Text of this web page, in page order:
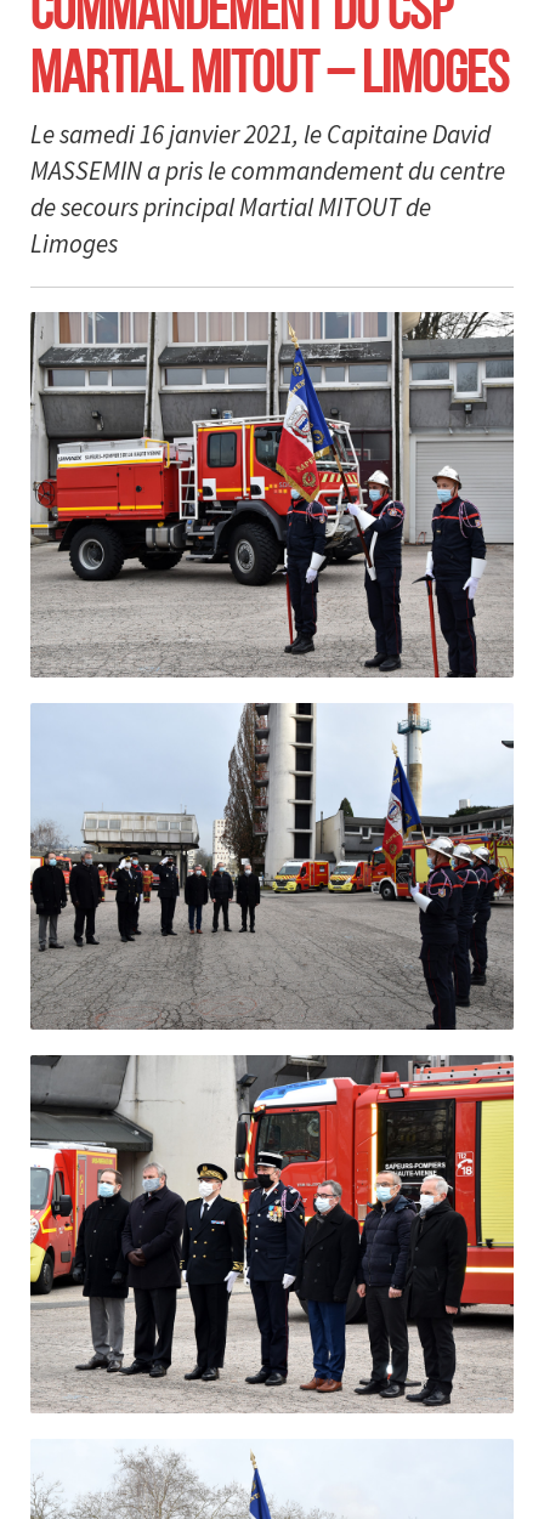
MARTIAL MITOUT – LIMOGES
Le samedi 16 janvier 2021, le Capitaine David
MASSEMIN a pris le commandement du centre
de secours principal Martial MITOUT de
Limoges